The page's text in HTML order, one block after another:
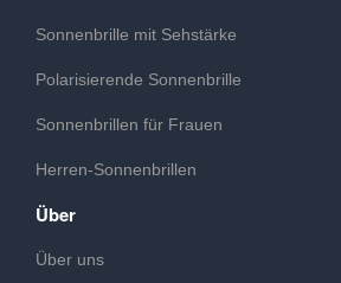
Sonnenbrille mit Sehstärke
Polarisierende Sonnenbrille
Sonnenbrillen für Frauen
Herren-Sonnenbrillen
Über
Über uns